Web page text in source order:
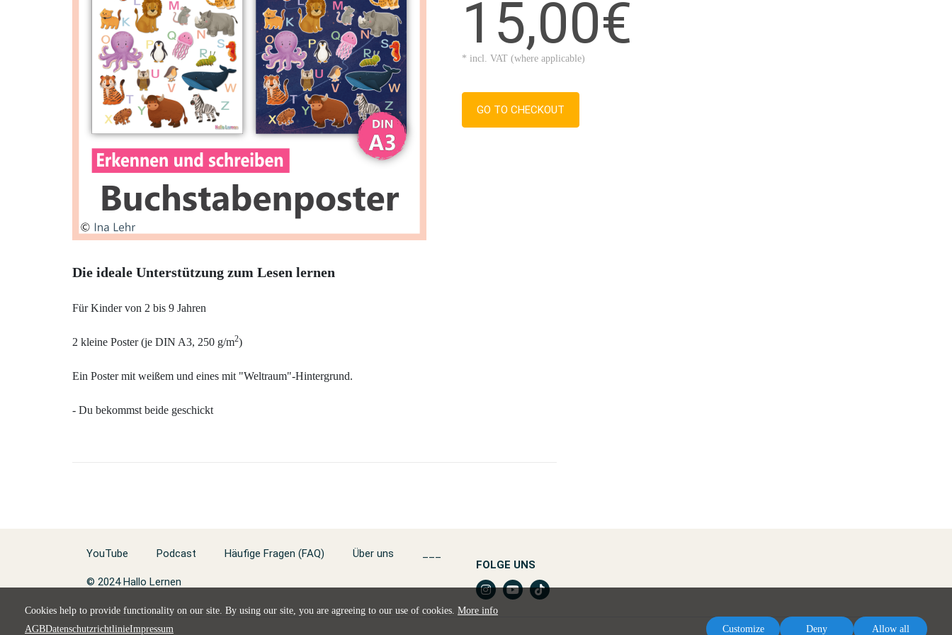
15,00€
* incl. VAT (where applicable)
GO TO CHECKOUT
Die ideale Unterstützung zum Lesen lernen
Für Kinder von 2 bis 9 Jahren
2 kleine Poster (je DIN A3, 250 g/m2)
Ein Poster mit weißem und eines mit "Weltraum"-Hintergrund.
- Du bekommst beide geschickt
YouTube Podcast Häufige Fragen (FAQ) Über uns
© 2024 Hallo Lernen
FOLGE UNS
Cookies help to provide functionality on our site. By using our site, you are agreeing to our use of cookies. More info
AGBDatenschutzrichtlinieImpressum Customize Deny Allow all